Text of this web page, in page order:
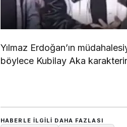
Yılmaz Erdoğan’ın
böylece Kubilay Aka
HABERLE ILGILI DAHA FAZLASI